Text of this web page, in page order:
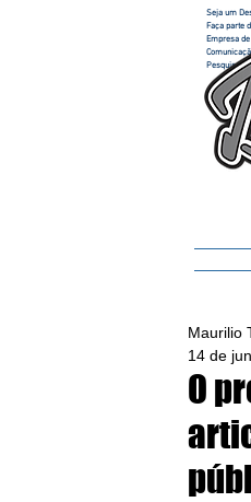
Seja um
Faça parte
Empresa de
Pesquisa
O
Maurilio
14 de